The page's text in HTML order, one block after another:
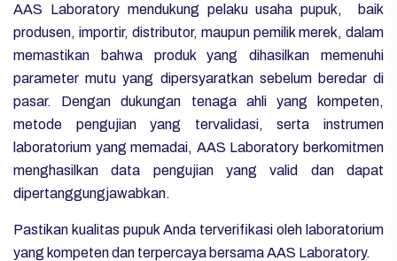
AAS Laboratory mendukung pelaku usaha pupuk, baik
produsen, importir, distributor, maupun pemilik merek, dalam
memastikan bahwa produk yang dihasilkan memenuhi
parameter mutu yang dipersyaratkan sebelum beredar di
pasar. Dengan dukungan tenaga ahli yang kompeten,
metode pengujian yang tervalidasi, serta instrumen
laboratorium yang memadai, AAS Laboratory berkomitmen
menghasilkan data pengujian yang valid dan dapat
dipertanggungjawabkan.
Pastikan kualitas pupuk Anda terverifikasi oleh laboratorium
yang kompeten dan terpercaya bersama AAS Laboratory.